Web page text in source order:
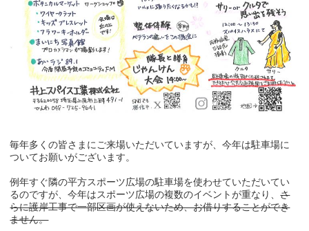
毎年多くの皆さまにご来場いただいていますが、今年は駐車場に
ついてお願いがございます。
例年すぐ隣の平方スポーツ広場の駐車場を使わせていただいてい
るのですが、今年はスポーツ広場の複数のイベントが重なり、さ
らに護岸工事で一部区画が使えないため、お借りすることができ
ません。